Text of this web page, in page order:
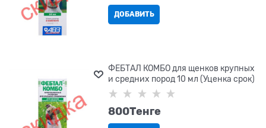
ДОБАВИТЬ
ФЕБТАЛ КОМБО для щенков крупных
и средних пород 10 мл (Уценка срок)
800Tенге